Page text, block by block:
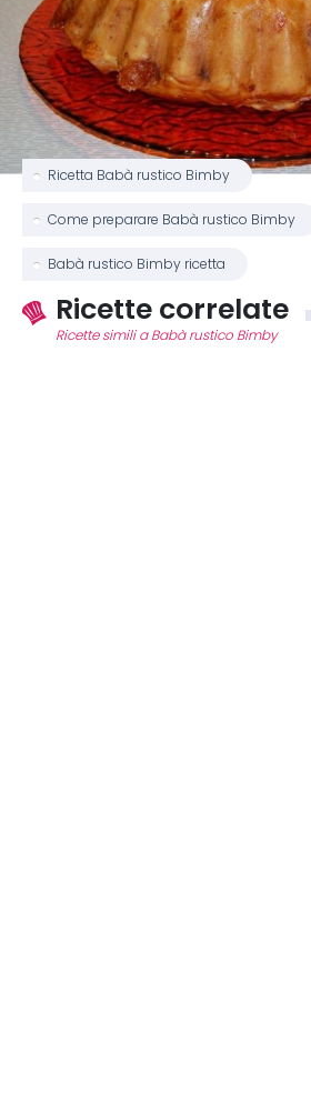
Ricetta Babà rustico Bimby
Come preparare Babà rustico Bimby
Babà rustico Bimby ricetta
Ricette correlate
Ricette simili a Babà rustico Bimby